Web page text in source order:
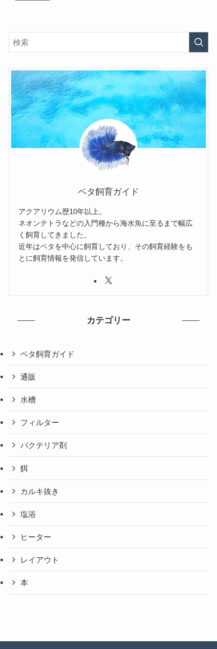
ベタ飼育ガイド
アクアリウム歴10年以上。
ネオンテトラなどの入門種から海水魚に至るまで幅広
く飼育してきました。
近年はベタを中心に飼育しており、その飼育経験をも
とに飼育情報を発信しています。
カテゴリー
ベタ飼育ガイド
通販
水槽
フィルター
バクテリア剤
餌
カルキ抜き
塩浴
ヒーター
レイアウト
本